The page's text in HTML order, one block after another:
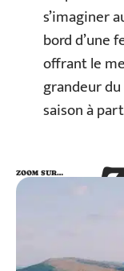
s’imaginer
bord d’une
offrant le
grandeur
saison à
ZOOM SUR…